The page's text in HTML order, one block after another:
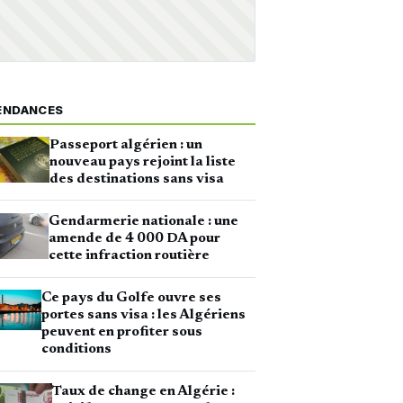
Passeport algérien : un
nouveau pays rejoint la liste
des destinations sans visa
Gendarmerie nationale : une
amende de 4 000 DA pour
cette infraction routière
Ce pays du Golfe ouvre ses
portes sans visa : les Algériens
peuvent en profiter sous
conditions
Taux de change en Algérie :